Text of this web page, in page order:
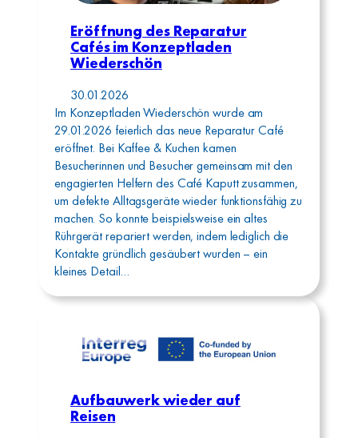
Eröffnung des Reparatur
Cafés im Konzeptladen
Wiederschön
30.01.2026
Im Konzeptladen Wiederschön wurde am
29.01.2026 feierlich das neue Reparatur Café
eröffnet. Bei Kaffee & Kuchen kamen
Besucherinnen und Besucher gemeinsam mit den
engagierten Helfern des Café Kaputt zusammen,
um defekte Alltagsgeräte wieder funktionsfähig zu
machen. So konnte beispielsweise ein altes
Rührgerät repariert werden, indem lediglich die
Kontakte gründlich gesäubert wurden – ein
kleines Detail…
Aufbauwerk wieder auf
Reisen